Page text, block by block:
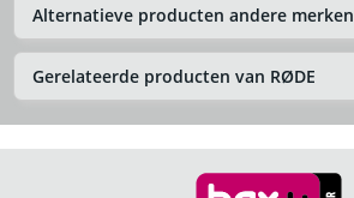
Alternatieve producten andere merken
Gerelateerde producten van RØDE